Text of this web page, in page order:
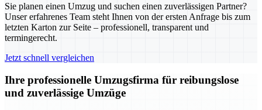
Sie planen einen Umzug und suchen einen zuverlässigen Partner?
Unser erfahrenes Team steht Ihnen von der ersten Anfrage bis zum
letzten Karton zur Seite – professionell, transparent und
termingerecht.
Jetzt schnell vergleichen
Ihre professionelle Umzugsfirma für reibungslose
und zuverlässige Umzüge